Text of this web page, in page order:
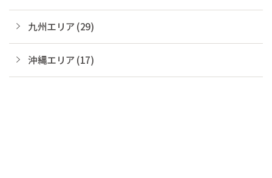
九州エリア (29)
沖縄エリア (17)